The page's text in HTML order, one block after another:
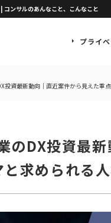
コンサルのあんなこと、こんなこと
プライ
投資最新動向｜直近案件から見えた重
のDX投資最
求められる